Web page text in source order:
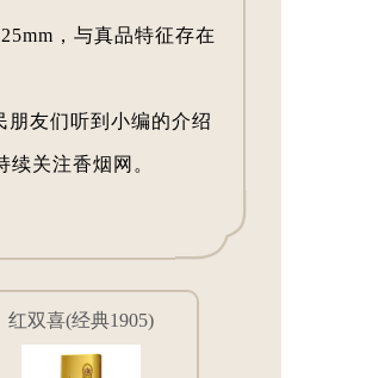
，与真品特征存在
朋友们听到小编的介绍
关注香烟网。
红双喜(经典1905)